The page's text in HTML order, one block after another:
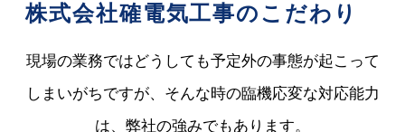
株式会社確電気工事のこだわり
現場の業務ではどうしても予定外の事態が起こって
しまいがちですが、そんな時の臨機応変な対応能力
は、弊社の強みでもあります。